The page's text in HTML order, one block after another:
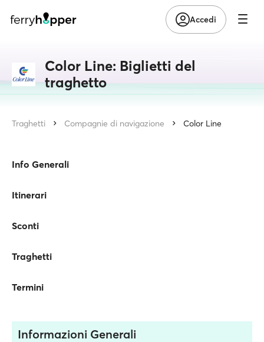
Accedi
Color Line: Biglietti del
traghetto
Traghetti Compagnie di navigazione Color Line
Info Generali
Itinerari
Sconti
Traghetti
Termini
Informazioni Generali